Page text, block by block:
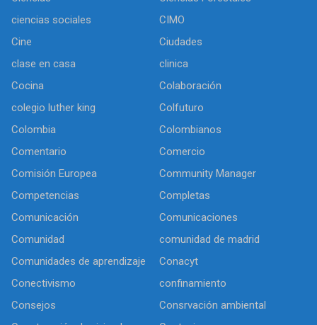
ciencias sociales
CIMO
Cine
Ciudades
clase en casa
clinica
Cocina
Colaboración
colegio luther king
Colfuturo
Colombia
Colombianos
Comentario
Comercio
Comisión Europea
Community Manager
Competencias
Completas
Comunicación
Comunicaciones
Comunidad
comunidad de madrid
Comunidades de aprendizaje
Conacyt
Conectivismo
confinamiento
Consejos
Consrvación ambiental